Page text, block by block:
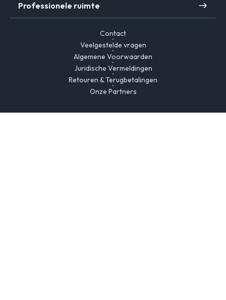
Professionele ruimte
Contact
Veelgestelde vragen
Algemene Voorwaarden
Juridische Vermeldingen
Retouren & Terugbetalingen
Onze Partners